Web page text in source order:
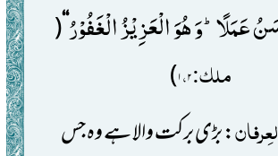
عَمَلًاؕ-وَ هُوَ الْعَزِیْزُ الْغَفُوْرُ‘‘
(
ملک: ۱،۲ )
: بڑی برکت والا ہے وہ جس